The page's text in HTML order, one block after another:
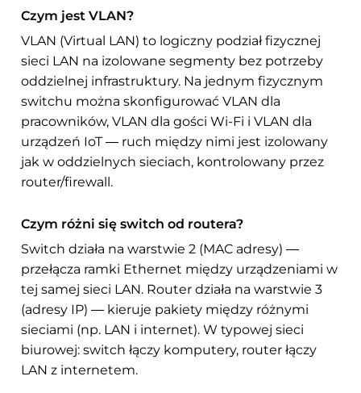
Czym jest VLAN?
VLAN (Virtual LAN) to logiczny podział fizycznej
sieci LAN na izolowane segmenty bez potrzeby
oddzielnej infrastruktury. Na jednym fizycznym
switchu można skonfigurować VLAN dla
pracowników, VLAN dla gości Wi-Fi i VLAN dla
urządzeń IoT — ruch między nimi jest izolowany
jak w oddzielnych sieciach, kontrolowany przez
router/firewall.
Czym różni się switch od routera?
Switch działa na warstwie 2 (MAC adresy) —
przełącza ramki Ethernet między urządzeniami w
tej samej sieci LAN. Router działa na warstwie 3
(adresy IP) — kieruje pakiety między różnymi
sieciami (np. LAN i internet). W typowej sieci
biurowej: switch łączy komputery, router łączy
LAN z internetem.